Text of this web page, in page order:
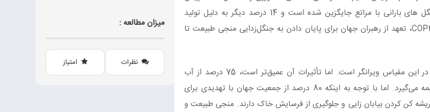
بینی کرده است. در آمریکای جنوبی، حدود 71 درصد از جنگل های بارانی با مراتع جایگزین شده است و 14 درصد دیگر به دلیل تولید
خوراک دام از بین رفته است. یکی از موفقیت‌های کلیدی COP26، تعهد از رهبران جهان برای پایان دادن به جنگل‌زدایی منجی طبیعت تا
از نظر شرایط اقلیمی و کربن، ما می دانیم که قطع درختان در این مقیاس ویرانگر است. اما تأثیرات آن عمیق‌تر است، 75 درصد از آب
شیرین قابل دسترس جهان از حوزه‌های آبخیز جنگلی سرچشمه می‌گیرد. اما با توجه به اینکه 80 درصد از جمعیت جهان با تهدیدی برای
کن کردن بیابان زایی و جلوگیری از فرسایش خاک دارند. منجی طبیعت و
میزان مطالعه :
نظرات امتیاز